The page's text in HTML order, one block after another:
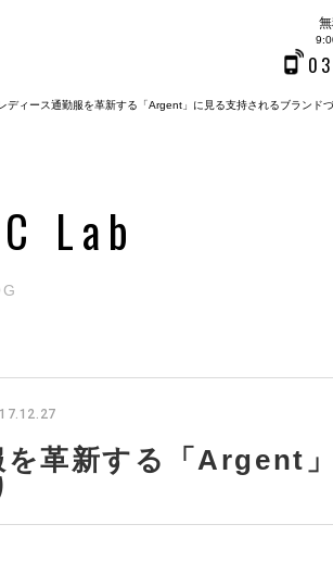
ディース通勤服を革新する「Argent」に見る支持されるブランド
C Lab
を革新する「Argent